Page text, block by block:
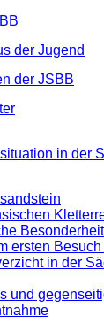
der Jugend
der JSBB
in der
ersten
in der
und